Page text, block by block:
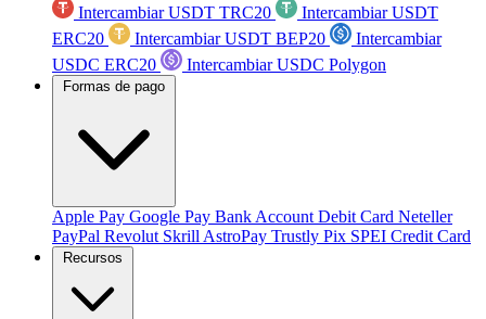
Intercambiar USDT TRC20
Intercambiar USDT
ERC20
Intercambiar USDT BEP20
Intercambiar
USDC ERC20
Intercambiar USDC Polygon
Formas de pago
Apple Pay Google Pay Bank Account Debit Card Neteller
PayPal Revolut Skrill AstroPay Trustly Pix SPEI Credit Card
Recursos